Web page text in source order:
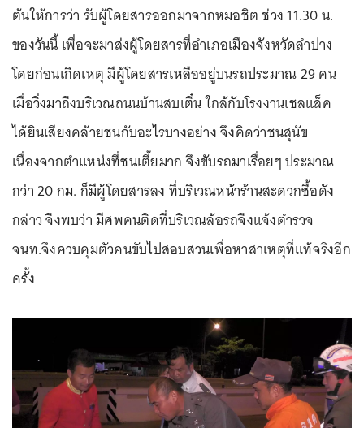
ต้นให้การว่า รับผู้โดยสารออกมาจากหมอชิต ช่วง 11.30 น.
ของวันนี้ เพื่อจะมาส่งผู้โดยสารที่อำเภอเมืองจังหวัดลำปาง
โดยก่อนเกิดเหตุ มีผู้โดยสารเหลืออยู่บนรถประมาณ 29 คน
เมื่อวิ่งมาถึงบริเวณถนนบ้านสบเติ๋น ใกล้กับโรงงานเชลแล็ค
ได้ยินเสียงคล้ายชนกับอะไรบางอย่าง จึงคิดว่าชนสุนัข
เนื่องจากตำแหน่งที่ชนเตี้ยมาก จึงขับรถมาเรื่อยๆ ประมาณ
กว่า 20 กม. ก็มีผู้โดยสารลง ที่บริเวณหน้าร้านสะดวกซื้อดัง
กล่าว จึงพบว่า มีศพคนติดที่บริเวณล้อรถจึงแจ้งตำรวจ
จนท.จึงควบคุมตัวคนขับไปสอบสวนเพื่อหาสาเหตุที่แท้จริงอีก
ครั้ง